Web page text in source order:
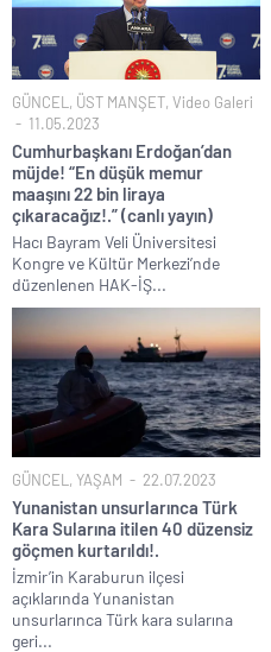
GÜNCEL , ÜST MANŞET, Video Galeri
11.05.2023
Cumhurbaşkanı Erdoğan’dan
müjde! “En düşük memur
maaşını 22 bin liraya
çıkaracağız!.” (canlı yayın)
Hacı Bayram Veli Üniversitesi
Kongre ve Kültür Merkezi’nde
düzenlenen HAK-İŞ...
GÜNCEL , YAŞAM 22.07.2023
Yunanistan unsurlarınca Türk
Kara Sularına itilen 40 düzensiz
göçmen kurtarıldı!.
İzmir’in Karaburun ilçesi
açıklarında Yunanistan
unsurlarınca Türk kara sularına
geri...